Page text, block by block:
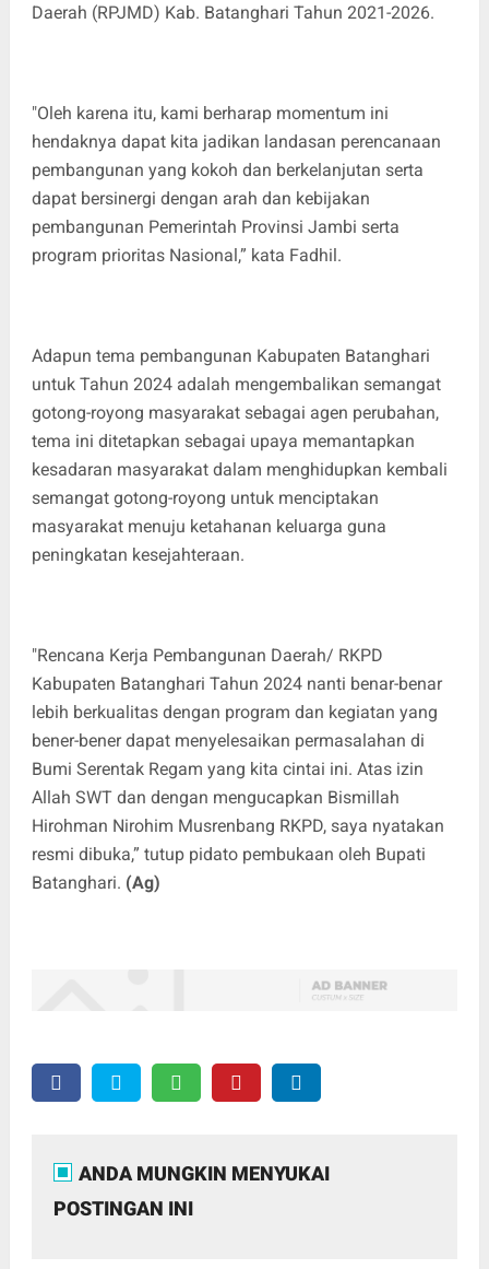
Daerah (RPJMD) Kab. Batanghari Tahun 2021-2026.
"Oleh karena itu, kami berharap momentum ini
hendaknya dapat kita jadikan landasan perencanaan
pembangunan yang kokoh dan berkelanjutan serta
dapat bersinergi dengan arah dan kebijakan
pembangunan Pemerintah Provinsi Jambi serta
program prioritas Nasional,” kata Fadhil.
Adapun tema pembangunan Kabupaten Batanghari
untuk Tahun 2024 adalah mengembalikan semangat
gotong-royong masyarakat sebagai agen perubahan,
tema ini ditetapkan sebagai upaya memantapkan
kesadaran masyarakat dalam menghidupkan kembali
semangat gotong-royong untuk menciptakan
masyarakat menuju ketahanan keluarga guna
peningkatan kesejahteraan.
"Rencana Kerja Pembangunan Daerah/ RKPD
Kabupaten Batanghari Tahun 2024 nanti benar-benar
lebih berkualitas dengan program dan kegiatan yang
bener-bener dapat menyelesaikan permasalahan di
Bumi Serentak Regam yang kita cintai ini. Atas izin
Allah SWT dan dengan mengucapkan Bismillah
Hirohman Nirohim Musrenbang RKPD, saya nyatakan
resmi dibuka,” tutup pidato pembukaan oleh Bupati
Batanghari. (Ag)
ANDA MUNGKIN MENYUKAI
POSTINGAN INI